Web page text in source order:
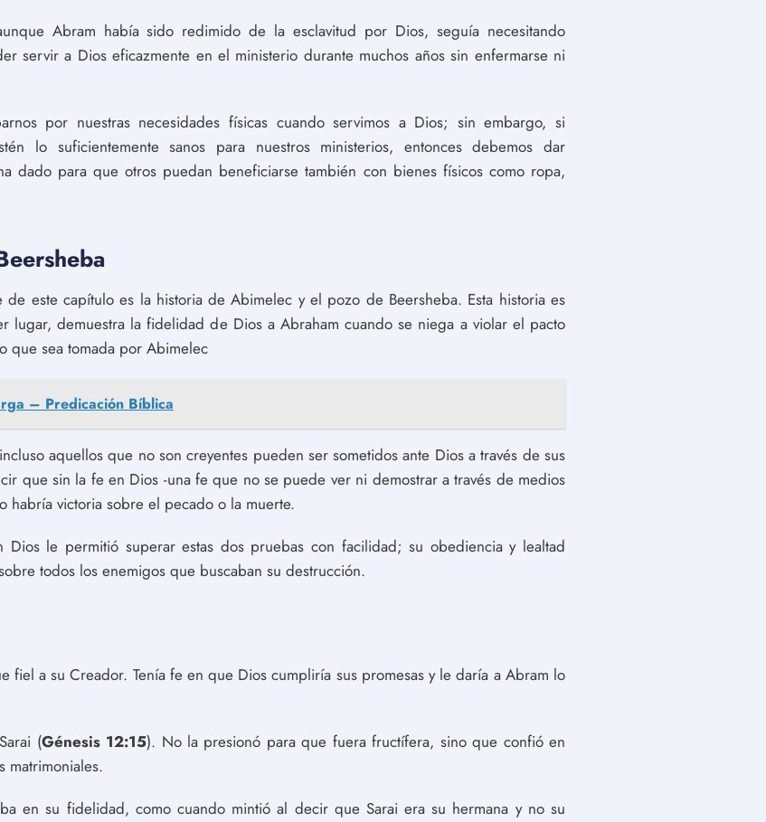
Abram había sido redimido de la esclavitud por Dios, seguía necesitando
servir a Dios eficazmente en el ministerio durante muchos años sin enfermarse ni
por nuestras necesidades físicas cuando servimos a Dios; sin embargo, si
lo suficientemente sanos para nuestros ministerios, entonces debemos dar
dado para que otros puedan beneficiarse también con bienes físicos como ropa,
de este capítulo es la historia de Abimelec y el pozo de Beersheba. Esta historia es
lugar, demuestra la fidelidad de Dios a Abraham cuando se niega a violar el pacto
que sea tomada por Abimelec
– Predicación Bíblica
aquellos que no son creyentes pueden ser sometidos ante Dios a través de sus
que sin la fe en Dios -una fe que no se puede ver ni demostrar a través de medios
habría victoria sobre el pecado o la muerte.
le permitió superar estas dos pruebas con facilidad; su obediencia y lealtad
todos los enemigos que buscaban su destrucción.
fiel a su Creador. Tenía fe en que Dios cumpliría sus promesas y le daría a Abram lo
(Génesis 12:15). No la presionó para que fuera fructífera, sino que confió en
matrimoniales.
en su fidelidad, como cuando mintió al decir que Sarai era su hermana y no su